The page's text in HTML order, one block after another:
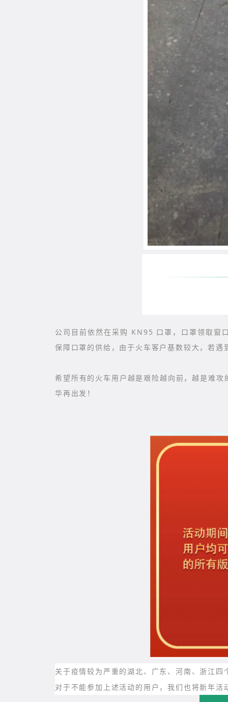
公司目前依然在采购 KN95 口罩，口罩领取窗
保障口罩的供给，由于火车客户基数较大，若
希望所有的火车用户越是艰险越向前，越是难
华再出发！
关于疫情较为严重的湖北、广东、河南、浙江
对于不能参加上述活动的用户，我们也将新年